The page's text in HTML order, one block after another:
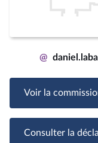
@
Voir la
Consulter la